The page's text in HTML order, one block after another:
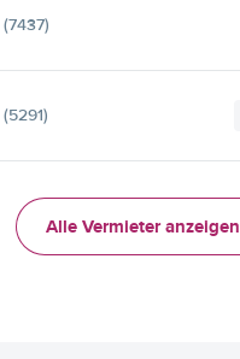
(7437)
(5291)
Alle Vermieter anzeigen